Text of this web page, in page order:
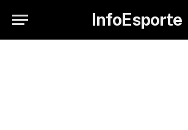
InfoEsporte